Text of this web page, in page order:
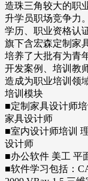
造珠三角较大的职
升学员职场竞争力
学历、职业资格认
旗下含宏森定制家
培养了大批有为青
开发案例、培训教
造成为职业培训领
培训模块
■定制家具设计师
家具设计师
■室内设计师培训
设计师
■办公软件 美工 平
■软件学习包括：